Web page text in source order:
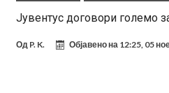
Јувентус договори големо
Од P. K. Објавено на 12:25, 05